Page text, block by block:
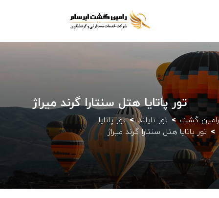
تور پاتایا هتل سنتارا گرند میراژ
رامین گشت تور تایلند
تور پاتایا
تور پاتایا هتل سنتارا گرند میراژ